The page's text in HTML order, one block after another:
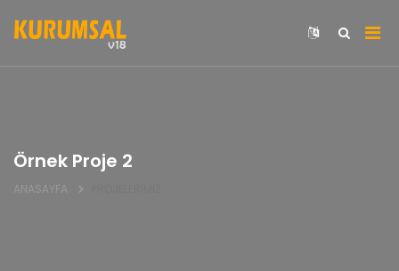
Örnek Proje 2
ANASAYFA